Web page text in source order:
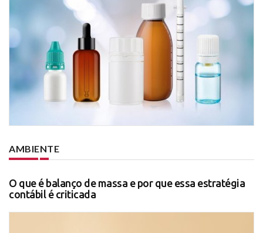
AMBIENTE
O que é balanço de massa e por que essa estratégia
contábil é criticada